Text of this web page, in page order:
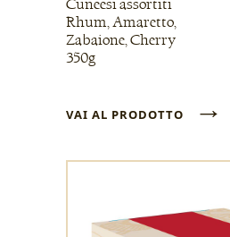
Cuneesi assortiti
Rhum, Amaretto,
Zabaione, Cherry
350g
VAI AL PRODOTTO →